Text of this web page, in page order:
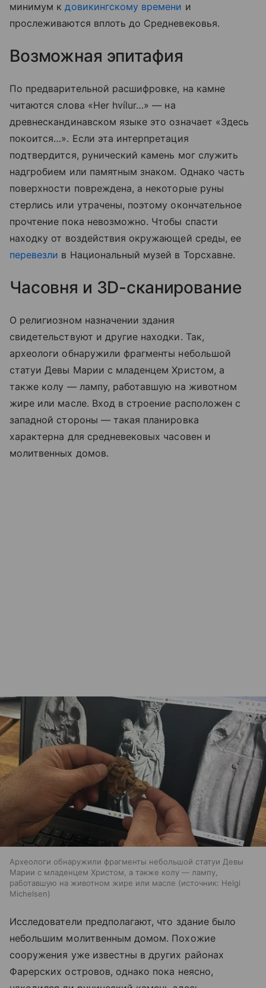
минимум кдовикингскому времени и
прослеживаются вплоть до Средневековья.
Возможная эпитафия
По предварительной расшифровке, на камне
читаются слова «Her hvílur…» — на
древнескандинавском языке это означает «Здесь
покоится…». Если эта интерпретация
подтвердится, рунический камень мог служить
надгробием или памятным знаком. Однако часть
поверхности повреждена, а некоторые руны
стерлись или утрачены, поэтому окончательное
прочтение пока невозможно. Чтобы спасти
находку от воздействия окружающей среды, ее
перевезли в Национальный музей в Торсхавне.
Часовня и 3D-сканирование
О религиозном назначении здания
свидетельствуют и другие находки. Так,
археологи обнаружили фрагменты небольшой
статуи Девы Марии с младенцем Христом, а
также колу — лампу, работавшую на животном
жире или масле. Вход в строение расположен с
западной стороны — такая планировка
характерна для средневековых часовен и
молитвенных домов.
Археологи обнаружили фрагменты небольшой статуи Девы
Марии с младенцем Христом, а также колу — лампу,
работавшую на животном жире или масле
источник: Helgi
Michelsen
Исследователи предполагают, что здание было
небольшим молитвенным домом. Похожие
сооружения уже известны в других районах
Фарерских островов, однако пока неясно,